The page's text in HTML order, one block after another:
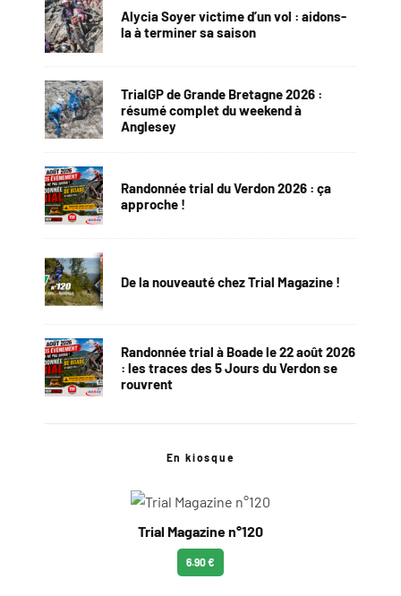
Alycia Soyer victime d’un vol : aidons-
la à terminer sa saison
TrialGP de Grande Bretagne 2026 :
résumé complet du weekend à
Anglesey
Randonnée trial du Verdon 2026 : ça
approche !
De la nouveauté chez Trial Magazine !
Randonnée trial à Boade le 22 août 2026
: les traces des 5 Jours du Verdon se
rouvrent
En kiosque
Trial Magazine n°120
6.90 €